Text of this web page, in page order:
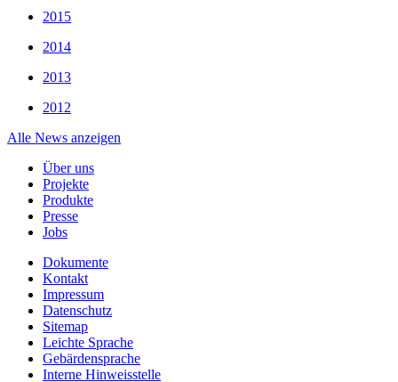
2015
2014
2013
2012
Alle News anzeigen
Über uns
Projekte
Produkte
Presse
Jobs
Dokumente
Kontakt
Impressum
Datenschutz
Sitemap
Leichte Sprache
Gebärdensprache
Interne Hinweisstelle